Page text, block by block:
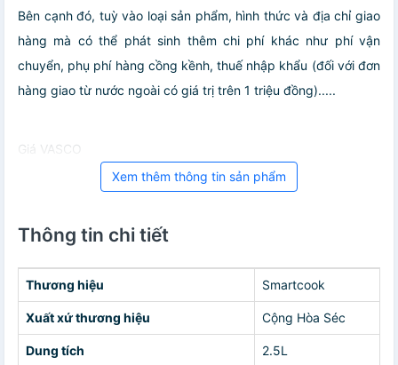
Bên cạnh đó, tuỳ vào loại sản phẩm, hình thức và địa chỉ giao
hàng mà có thể phát sinh thêm chi phí khác như phí vận
chuyển, phụ phí hàng cồng kềnh, thuế nhập khẩu (đối với đơn
hàng giao từ nước ngoài có giá trị trên 1 triệu đồng).....
Giá VASCO
Xem thêm thông tin sản phẩm
Thông tin chi tiết
Thương hiệu Smartcook
Xuất xứ thương hiệu Cộng Hòa Séc
Dung tích 2.5L